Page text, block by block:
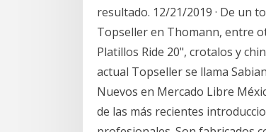
resultado. 12/21/2019 · De un
Topseller en Thomann, entre
Platillos Ride 20", crotalos y
actual Topseller se llama
Nuevos en Mercado Libre
de las más recientes